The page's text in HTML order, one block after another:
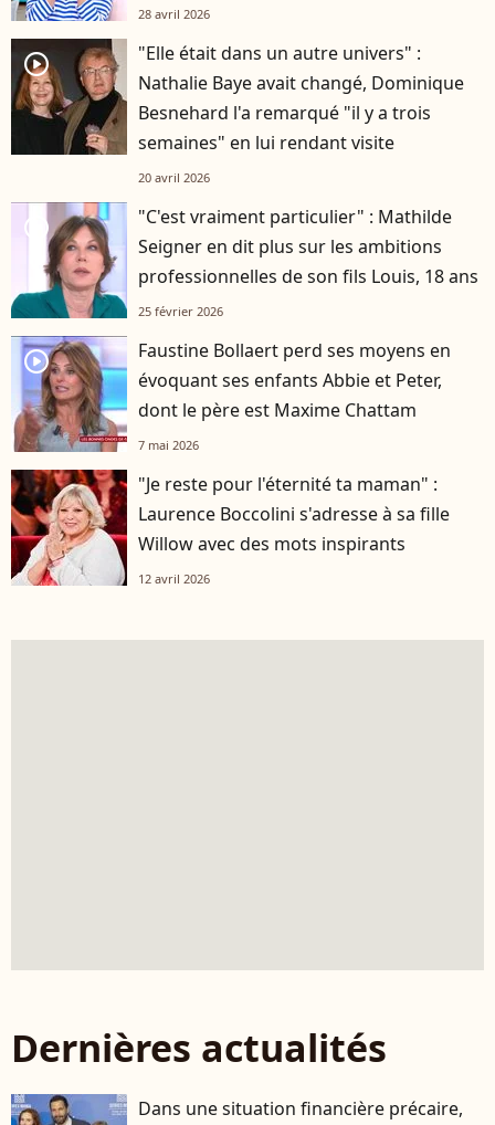
28 avril 2026
player2
"Elle était dans un autre univers" :
Nathalie Baye avait changé, Dominique
Besnehard l'a remarqué "il y a trois
semaines" en lui rendant visite
20 avril 2026
player2
"C'est vraiment particulier" : Mathilde
Seigner en dit plus sur les ambitions
professionnelles de son fils Louis, 18 ans
25 février 2026
player2
Faustine Bollaert perd ses moyens en
évoquant ses enfants Abbie et Peter,
dont le père est Maxime Chattam
7 mai 2026
"Je reste pour l'éternité ta maman" :
Laurence Boccolini s'adresse à sa fille
Willow avec des mots inspirants
12 avril 2026
Dernières actualités
Dans une situation financière précaire,